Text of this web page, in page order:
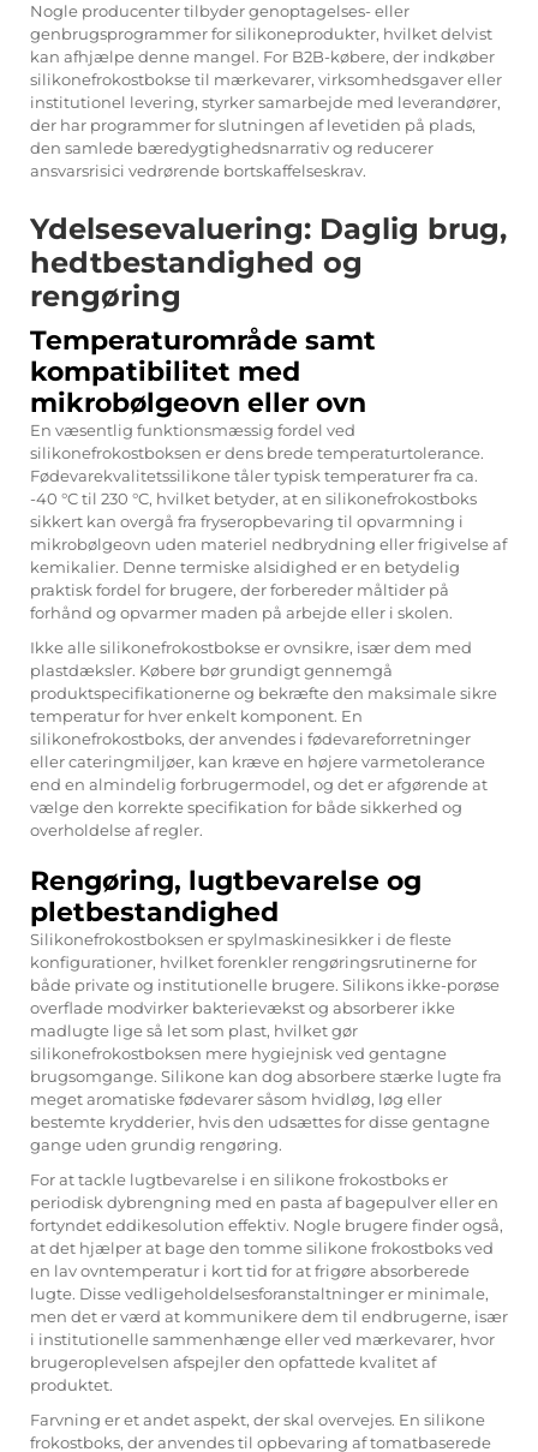
Nogle producenter tilbyder genoptagelses- eller
genbrugsprogrammer for silikoneprodukter, hvilket delvist
kan afhjælpe denne mangel. For B2B-købere, der indkøber
silikonefrokostbokse til mærkevarer, virksomhedsgaver eller
institutionel levering, styrker samarbejde med leverandører,
der har programmer for slutningen af levetiden på plads,
den samlede bæredygtighedsnarrativ og reducerer
ansvarsrisici vedrørende bortskaffelseskrav.
Ydelsesevaluering: Daglig brug,
hedtbestandighed og
rengøring
Temperaturområde samt
kompatibilitet med
mikrobølgeovn eller ovn
En væsentlig funktionsmæssig fordel ved
silikonefrokostboksen er dens brede temperaturtolerance.
Fødevarekvalitetssilikone tåler typisk temperaturer fra ca.
-40 °C til 230 °C, hvilket betyder, at en silikonefrokostboks
sikkert kan overgå fra fryseropbevaring til opvarmning i
mikrobølgeovn uden materiel nedbrydning eller frigivelse af
kemikalier. Denne termiske alsidighed er en betydelig
praktisk fordel for brugere, der forbereder måltider på
forhånd og opvarmer maden på arbejde eller i skolen.
Ikke alle silikonefrokostbokse er ovnsikre, især dem med
plastdæksler. Købere bør grundigt gennemgå
produktspecifikationerne og bekræfte den maksimale sikre
temperatur for hver enkelt komponent. En
silikonefrokostboks, der anvendes i fødevareforretninger
eller cateringmiljøer, kan kræve en højere varmetolerance
end en almindelig forbrugermodel, og det er afgørende at
vælge den korrekte specifikation for både sikkerhed og
overholdelse af regler.
Rengøring, lugtbevarelse og
pletbestandighed
Silikonefrokostboksen er spylmaskinesikker i de fleste
konfigurationer, hvilket forenkler rengøringsrutinerne for
både private og institutionelle brugere. Silikons ikke-porøse
overflade modvirker bakterievækst og absorberer ikke
madlugte lige så let som plast, hvilket gør
silikonefrokostboksen mere hygiejnisk ved gentagne
brugsomgange. Silikone kan dog absorbere stærke lugte fra
meget aromatiske fødevarer såsom hvidløg, løg eller
bestemte krydderier, hvis den udsættes for disse gentagne
gange uden grundig rengøring.
For at tackle lugtbevarelse i en silikone frokostboks er
periodisk dybrengning med en pasta af bagepulver eller en
fortyndet eddikesolution effektiv. Nogle brugere finder også,
at det hjælper at bage den tomme silikone frokostboks ved
en lav ovntemperatur i kort tid for at frigøre absorberede
lugte. Disse vedligeholdelsesforanstaltninger er minimale,
men det er værd at kommunikere dem til endbrugerne, især
i institutionelle sammenhænge eller ved mærkevarer, hvor
brugeroplevelsen afspejler den opfattede kvalitet af
produktet.
Farvning er et andet aspekt, der skal overvejes. En silikone
frokostboks, der anvendes til opbevaring af tomatbaserede